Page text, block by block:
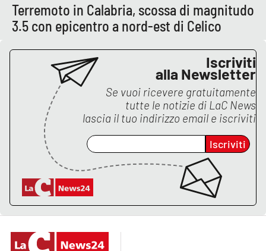
Catanzarochannel.it
Apple
Terremoto in Calabria, scossa di magnitudo
3.5 con epicentro a nord-est di Celico
Iscriviti
alla Newsletter
Se vuoi ricevere gratuitamente
tutte le notizie di LaC News
lascia il tuo indirizzo email e iscriviti
Iscriviti